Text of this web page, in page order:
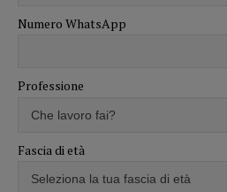
Numero WhatsApp
Professione
Fascia di età